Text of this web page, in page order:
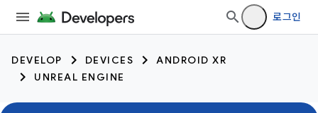
로그인
DEVELOP DEVICES
ANDROID XR
UNREAL ENGINE